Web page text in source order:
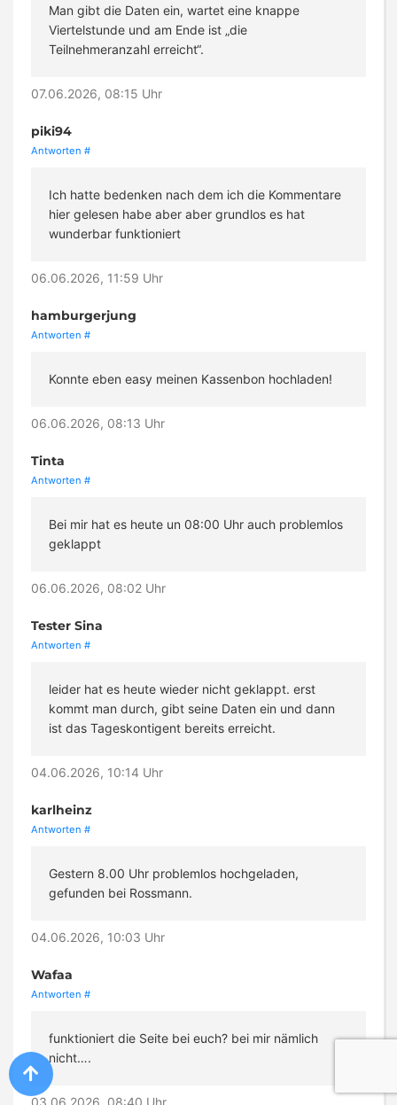
Man gibt die Daten ein, wartet eine knappe
Viertelstunde und am Ende ist „die
Teilnehmeranzahl erreicht“.
07.06.2026, 08:15 Uhr
piki94
Antworten #
Ich hatte bedenken nach dem ich die Kommentare
hier gelesen habe aber aber grundlos es hat
wunderbar funktioniert
06.06.2026, 11:59 Uhr
hamburgerjung
Antworten #
Konnte eben easy meinen Kassenbon hochladen!
06.06.2026, 08:13 Uhr
Tinta
Antworten #
Bei mir hat es heute un 08:00 Uhr auch problemlos
geklappt
06.06.2026, 08:02 Uhr
Tester Sina
Antworten #
leider hat es heute wieder nicht geklappt. erst
kommt man durch, gibt seine Daten ein und dann
ist das Tageskontigent bereits erreicht.
04.06.2026, 10:14 Uhr
karlheinz
Antworten #
Gestern 8.00 Uhr problemlos hochgeladen,
gefunden bei Rossmann.
04.06.2026, 10:03 Uhr
Wafaa
Antworten #
funktioniert die Seite bei euch? bei mir nämlich
nicht….